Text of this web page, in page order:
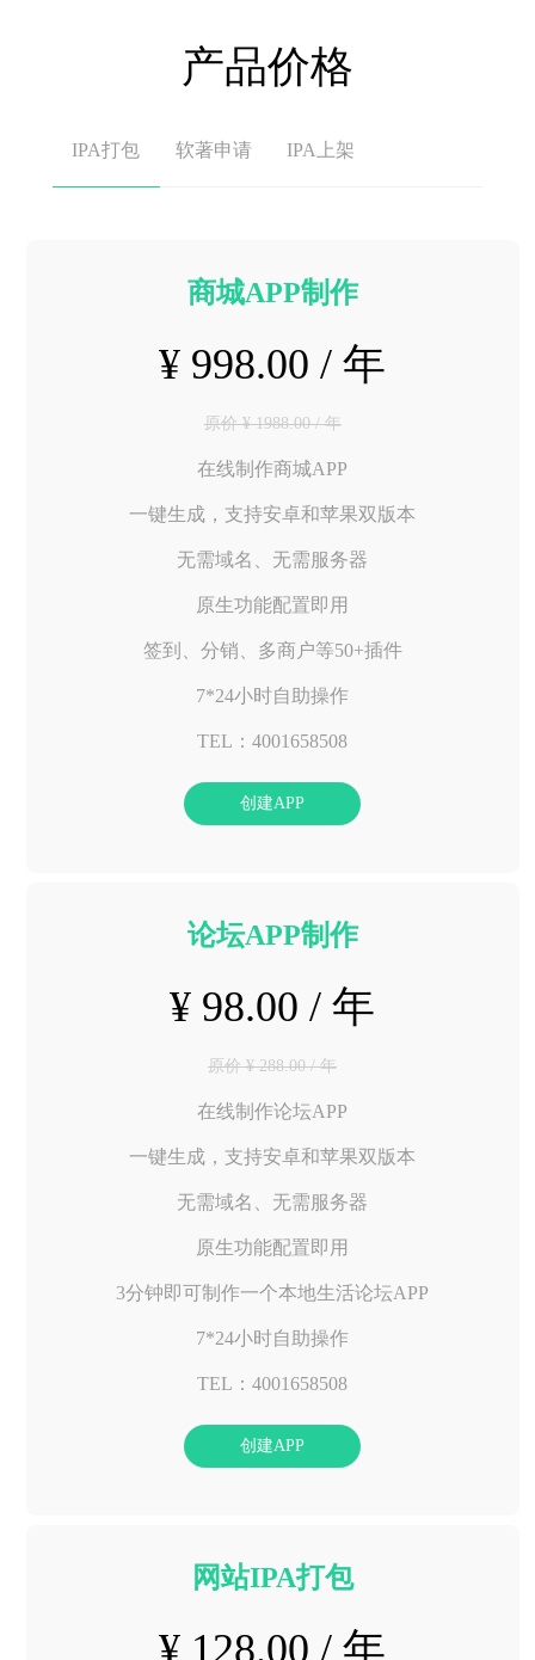
产品价格
IPA打包 软著申请 IPA上架
商城APP制作
¥ 998.00 / 年
原价 ¥ 1988.00 / 年
在线制作商城APP
一键生成，支持安卓和苹果双版本
无需域名、无需服务器
原生功能配置即用
签到、分销、多商户等50+插件
7*24小时自助操作
TEL：4001658508
创建APP
论坛APP制作
¥ 98.00 / 年
原价 ¥ 288.00 / 年
在线制作论坛APP
一键生成，支持安卓和苹果双版本
无需域名、无需服务器
原生功能配置即用
3分钟即可制作一个本地生活论坛APP
7*24小时自助操作
TEL：4001658508
创建APP
网站IPA打包
¥ 128.00 / 年